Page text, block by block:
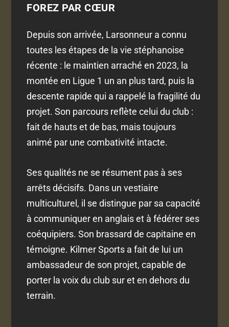
FOREZ PAR CŒUR
Depuis son arrivée, Larsonneur a connu
toutes les étapes de la vie stéphanoise
récente : le maintien arraché en 2023, la
montée en Ligue 1 un an plus tard, puis la
descente rapide qui a rappelé la fragilité du
projet. Son parcours reflète celui du club :
fait de hauts et de bas, mais toujours
animé par une combativité intacte.
Ses qualités ne se résument pas à ses
arrêts décisifs. Dans un vestiaire
multiculturel, il se distingue par sa capacité
à communiquer en anglais et à fédérer ses
coéquipiers. Son brassard de capitaine en
témoigne. Kilmer Sports a fait de lui un
ambassadeur de son projet, capable de
porter la voix du club sur et en dehors du
terrain.